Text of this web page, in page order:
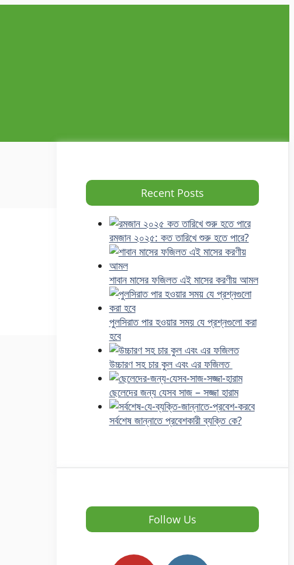
Recent Posts
রমজান ২০২৫: কত তারিখে শুরু হতে পারে?
শাবান মাসের ফজিলত এই মাসের করণীয় আমল
পুলসিরাত পার হওয়ার সময় যে প্রশ্নগুলো করা
হবে
উচ্চারণ সহ চার কুল এবং এর ফজিলত
ছেলেদের জন্য যেসব সাজ – সজ্জা হারাম
সর্বশেষ জান্নাতে প্রবেশকারী ব্যক্তি কে?
Follow Us